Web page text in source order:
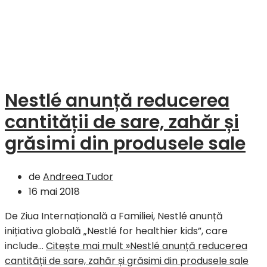
Nestlé anunță reducerea
cantității de sare, zahăr și
grăsimi din produsele sale
deAndreea Tudor
16 mai 2018
De Ziua Internațională a Familiei, Nestlé anunță
inițiativa globală „Nestlé for healthier kids”, care
include… Citește mai mult »Nestlé anunță reducerea
cantității de sare, zahăr și grăsimi din produsele sale